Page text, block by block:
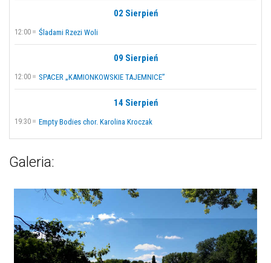
02 Sierpień
12:00 Śladami Rzezi Woli
09 Sierpień
12:00 SPACER „KAMIONKOWSKIE TAJEMNICE”
14 Sierpień
19:30 Empty Bodies chor. Karolina Kroczak
Galeria: